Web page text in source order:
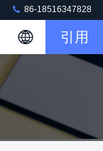
86-18516347828
引用